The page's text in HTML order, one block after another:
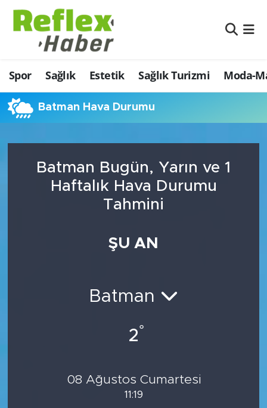
Spor Sağlık Estetik Sağlık Turizmi Moda-
Batman Hava Durumu
Batman Bugün, Yarın ve 1
Haftalık Hava Durumu
Tahmini
ŞU AN
Batman
2°
08 Ağustos Cumartesi
11:19
Eğitim
Estetik
Firmalardan
İş ve Ekonomi
Moda-Magazin-Eğlence
Nöbetçi Eczaneler
Hava Durumu
Namaz Vakitleri
Şampiyonlar Ligi Puan Durumu ve Fikstür
Tüm Manşetler